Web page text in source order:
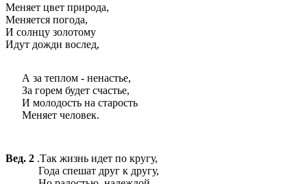
Меняет цвет природа,
Меняется погода,
И солнцу золотому
Идут дожди вослед,
А за теплом - ненастье,
За горем будет счастье,
И молодость на старость
Меняет человек.
Вед. 2 .Так жизнь идет по кругу,
Года спешат друг к другу,